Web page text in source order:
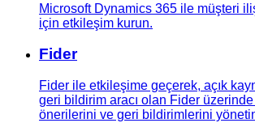
Microsoft Dynamics 365 ile müşteri
için etkileşim kurun.
Fider
Fider ile etkileşime geçerek, açık
geri bildirim aracı olan Fider üzerinde
önerilerini ve geri bildirimlerini